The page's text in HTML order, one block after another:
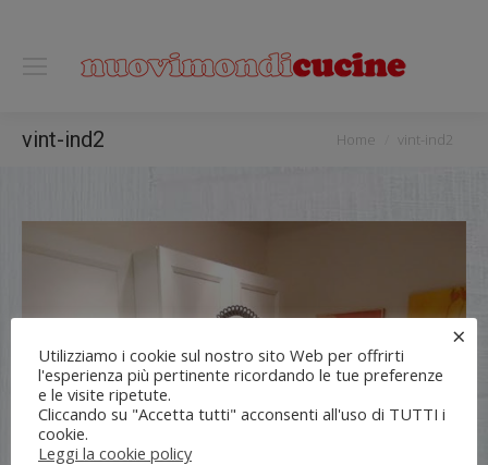
vint-ind2 You are here:
Home vint-ind2
Utilizziamo i cookie sul nostro sito Web per offrirti
l'esperienza più pertinente ricordando le tue preferenze
e le visite ripetute.
Cliccando su "Accetta tutti" acconsenti all'uso di TUTTI i
cookie.
Leggi la cookie policy
×